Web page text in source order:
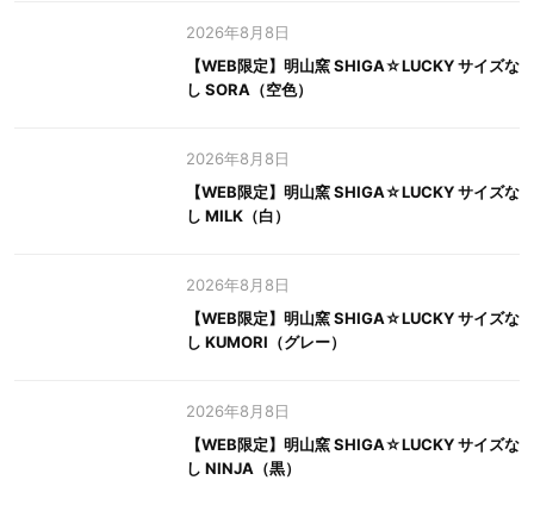
2026年8月8日
【WEB限定】明山窯 SHIGA☆LUCKY サイズな
し SORA（空色）
2026年8月8日
【WEB限定】明山窯 SHIGA☆LUCKY サイズな
し MILK（白）
2026年8月8日
【WEB限定】明山窯 SHIGA☆LUCKY サイズな
し KUMORI（グレー）
2026年8月8日
【WEB限定】明山窯 SHIGA☆LUCKY サイズな
し NINJA（黒）